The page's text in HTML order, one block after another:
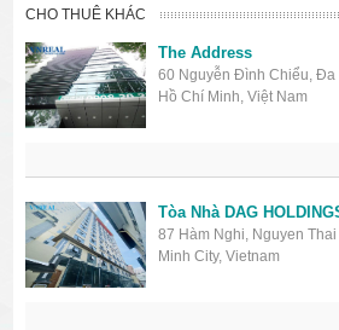
CHO THUÊ KHÁC
The Address
60 Nguyễn Đình Chiểu, Đa
Hồ Chí Minh, Việt Nam
Tòa Nhà DAG
87 Hàm Nghi, Nguyen
Minh City, Vietnam